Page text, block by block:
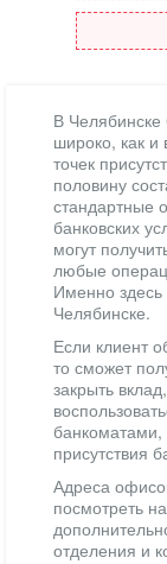
В
широко, как и
точек
половину
стандартные
банковских
могут
любые
Именно
Челябинске.
Если клиент
то сможет
закрыть
банкоматами,
присутствия
Адреса
посмотреть
отделения и